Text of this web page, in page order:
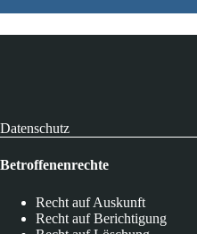
Datenschutz
Betroffenenrechte
Recht auf Auskunft
Recht auf Berichtigung